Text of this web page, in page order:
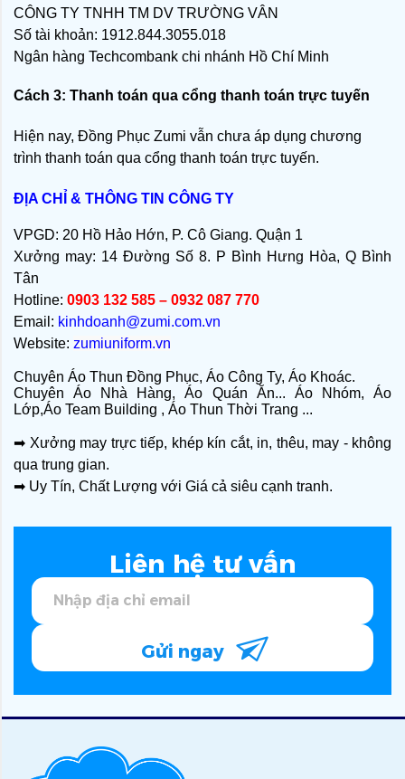
CÔNG TY TNHH TM DV TRƯỜNG VÂN
Số tài khoản: 1912.844.3055.018
Ngân hàng Techcombank chi nhánh Hồ Chí Minh
Cách 3: Thanh toán qua cổng thanh toán trực tuyến
Hiện nay, Đồng Phục Zumi vẫn chưa áp dụng chương
trình thanh toán qua cổng thanh toán trực tuyến.
ĐỊA CHỈ & THÔNG TIN CÔNG TY
VPGD: 20 Hồ Hảo Hớn, P. Cô Giang. Quận 1
Xưởng may: 14 Đường Số 8. P Bình Hưng Hòa, Q Bình
Tân
Hotline: 0903 132 585 – 0932 087 770
Email: kinhdoanh@zumi.com.vn
Website: zumiuniform.vn
Chuyên Áo Thun Đồng Phục, Áo Công Ty, Áo Khoác.
Chuyên Áo Nhà Hàng, Áo Quán Ăn... Áo Nhóm, Áo
Lớp,Áo Team Building , Áo Thun Thời Trang ...
➡ Xưởng may trực tiếp, khép kín cắt, in, thêu, may - không
qua trung gian.
➡ Uy Tín, Chất Lượng với Giá cả siêu cạnh tranh.
Liên hệ tư vấn
Gửi ngay